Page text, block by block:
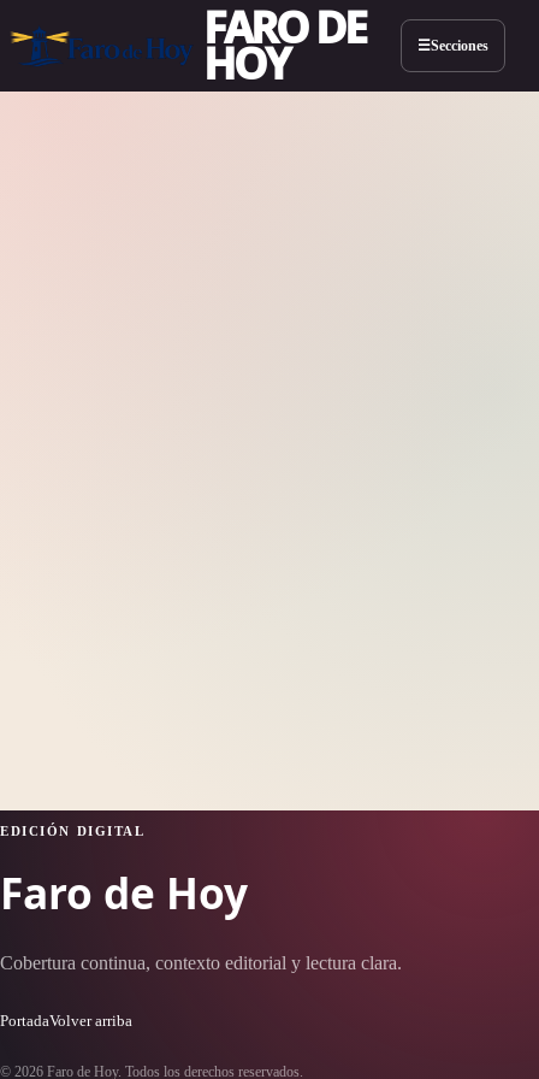
FARO DE
HOY ☰Secciones
EDICIÓN DIGITAL
Faro de Hoy
Cobertura continua, contexto editorial y lectura clara.
PortadaVolver arriba
© 2026 Faro de Hoy. Todos los derechos reservados.